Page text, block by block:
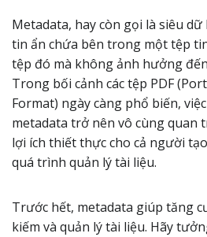
Metadata, hay còn gọi là siêu
tin ẩn chứa bên trong một tệp
tệp đó mà không ảnh hưởng
Trong bối cảnh các tệp PDF
Format) ngày càng phổ biến,
metadata trở nên vô cùng quan
lợi ích thiết thực cho cả người
quá trình quản lý tài liệu.
Trước hết, metadata giúp tăng
kiếm và quản lý tài liệu. Hãy